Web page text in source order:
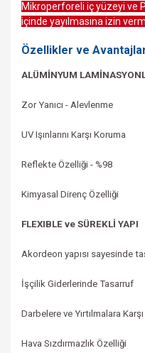
Mikroperforeli iç yüzeyi ve
içinde yayılmasına izin
Özellikler ve
ALÜMİNYUM
Zor Yanıcı - Alevlenme
UV Işınlarını Karşı Koruma
Reflekte Özelliği - %98
Kimyasal Direnç Özelliği
FLEXIBLE ve SÜREKLİ YAPI
Akordeon yapısı sayesinde
İşçilik Giderlerinde Tasarruf
Darbelere ve Yırtılmalara
Hava Sızdırmazlık Özelliği